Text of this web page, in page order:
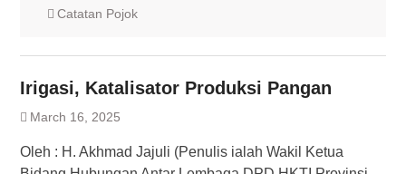
Catatan Pojok
Irigasi, Katalisator Produksi Pangan
March 16, 2025
Oleh : H. Akhmad Jajuli (Penulis ialah Wakil Ketua